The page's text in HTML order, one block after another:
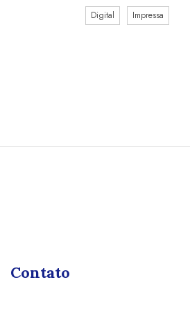
Digital Impressa
Contato